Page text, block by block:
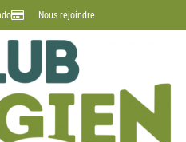
Nous rejoindre